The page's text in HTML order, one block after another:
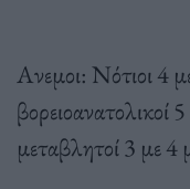
Ανεμοι: Νότιοι 4
βορειοανατολικοί
μεταβλητοί 3 με